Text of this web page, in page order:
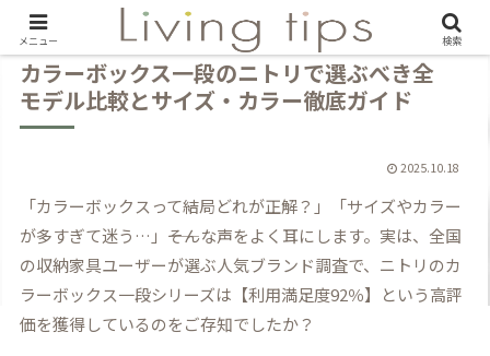
カラーボックス一段のニトリで選ぶべき全
モデル比較とサイズ・カラー徹底ガイド
2025.10.18
「カラーボックスって結局どれが正解？」「サイズやカラー
が多すぎて迷う…」――そんな声をよく耳にします。実は、全国
の収納家具ユーザーが選ぶ人気ブランド調査で、ニトリのカ
ラーボックス一段シリーズは【利用満足度92％】という高評
価を獲得しているのをご存知でしたか？
メニュー 検索